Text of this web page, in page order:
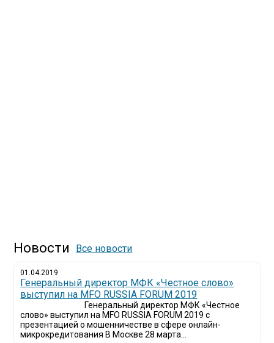
Новости Все новости
01.04.2019
Генеральный директор МФК «Честное слово»
выступил на MFO RUSSIA FORUM 2019
Генеральный директор МФК «Честное
слово» выступил на MFO RUSSIA FORUM 2019 с
презентацией о мошенничестве в сфере онлайн-
микрокредитования В Москве 28 марта...